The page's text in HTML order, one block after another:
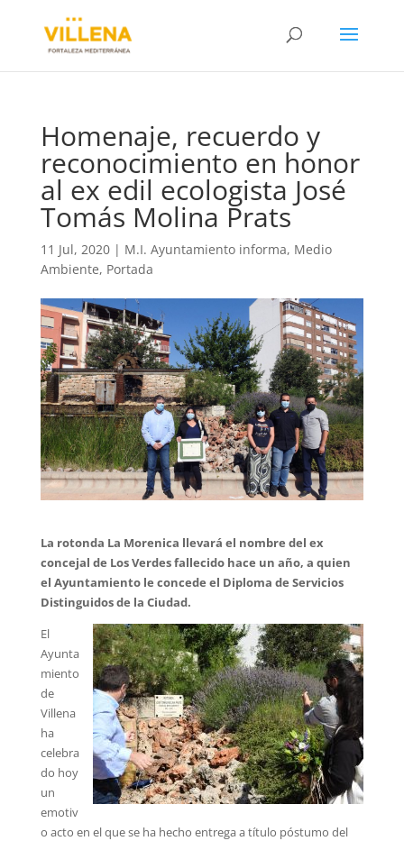
Homenaje, recuerdo y
reconocimiento en honor
al ex edil ecologista José
Tomás Molina Prats
11 Jul, 2020| M.I. Ayuntamiento informa, Medio
Ambiente, Portada
La rotonda La Morenica llevará el nombre del ex
concejal de Los Verdes fallecido hace un año, a quien
el Ayuntamiento le concede el Diploma de Servicios
Distinguidos de la Ciudad.
El
Ayunta
miento
de
Villena
ha
celebra
do hoy
un
emotiv
o acto en el que se ha hecho entrega a título póstumo del